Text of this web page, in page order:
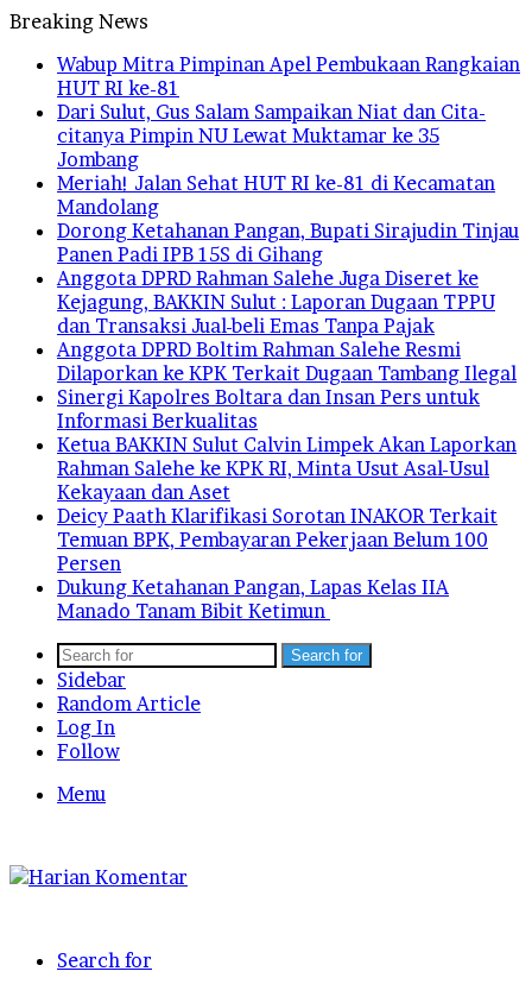
Breaking News
Wabup Mitra Pimpinan Apel Pembukaan Rangkaian
HUT RI ke-81
Dari Sulut, Gus Salam Sampaikan Niat dan Cita-
citanya Pimpin NU Lewat Muktamar ke 35
Jombang
Meriah! Jalan Sehat HUT RI ke-81 di Kecamatan
Mandolang
Dorong Ketahanan Pangan, Bupati Sirajudin Tinjau
Panen Padi IPB 15S di Gihang
Anggota DPRD Rahman Salehe Juga Diseret ke
Kejagung, BAKKIN Sulut : Laporan Dugaan TPPU
dan Transaksi Jual-beli Emas Tanpa Pajak
Anggota DPRD Boltim Rahman Salehe Resmi
Dilaporkan ke KPK Terkait Dugaan Tambang Ilegal
Sinergi Kapolres Boltara dan Insan Pers untuk
Informasi Berkualitas
Ketua BAKKIN Sulut Calvin Limpek Akan Laporkan
Rahman Salehe ke KPK RI, Minta Usut Asal-Usul
Kekayaan dan Aset
Deicy Paath Klarifikasi Sorotan INAKOR Terkait
Temuan BPK, Pembayaran Pekerjaan Belum 100
Persen
Dukung Ketahanan Pangan, Lapas Kelas IIA
Manado Tanam Bibit Ketimun
Search for
Sidebar
Random Article
Log In
Follow
Menu
Search for